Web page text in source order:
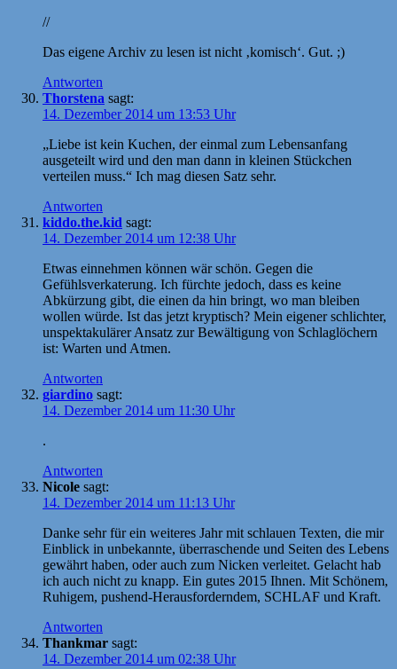
//
Das eigene Archiv zu lesen ist nicht ‚komisch‘. Gut. ;)
Antworten
Thorstena sagt:
14. Dezember 2014 um 13:53 Uhr
„Liebe ist kein Kuchen, der einmal zum Lebensanfang
ausgeteilt wird und den man dann in kleinen Stückchen
verteilen muss.“ Ich mag diesen Satz sehr.
Antworten
kiddo.the.kid sagt:
14. Dezember 2014 um 12:38 Uhr
Etwas einnehmen können wär schön. Gegen die
Gefühlsverkaterung. Ich fürchte jedoch, dass es keine
Abkürzung gibt, die einen da hin bringt, wo man bleiben
wollen würde. Ist das jetzt kryptisch? Mein eigener schlichter,
unspektakulärer Ansatz zur Bewältigung von Schlaglöchern
ist: Warten und Atmen.
Antworten
giardino sagt:
14. Dezember 2014 um 11:30 Uhr
.
Antworten
Nicole sagt:
14. Dezember 2014 um 11:13 Uhr
Danke sehr für ein weiteres Jahr mit schlauen Texten, die mir
Einblick in unbekannte, überraschende und Seiten des Lebens
gewährt haben, oder auch zum Nicken verleitet. Gelacht hab
ich auch nicht zu knapp. Ein gutes 2015 Ihnen. Mit Schönem,
Ruhigem, pushend-Herausforderndem, SCHLAF und Kraft.
Antworten
Thankmar sagt:
14. Dezember 2014 um 02:38 Uhr